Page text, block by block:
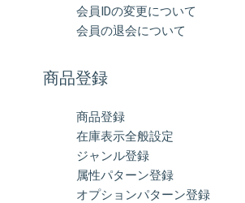
会員IDの変更について
会員の退会について
商品登録
商品登録
在庫表示全般設定
ジャンル登録
属性パターン登録
オプションパターン登録